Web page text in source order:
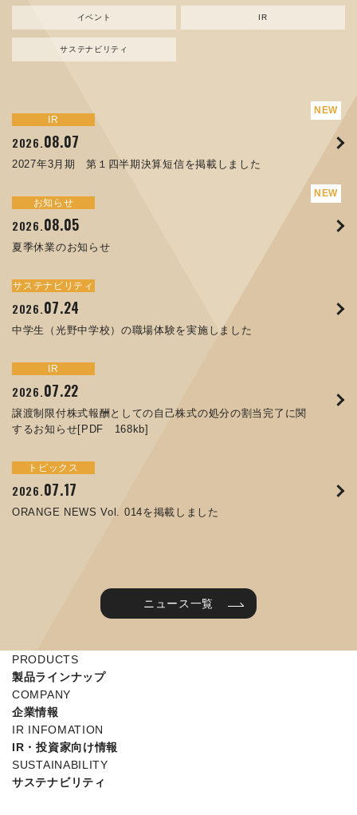
イベント IR
サステナビリティ
IR
2026.08.07
2027年3月期 第１四半期決算短信を掲載しました
お知らせ
2026.08.05
夏季休業のお知らせ
サステナビリティ
2026.07.24
中学生（光野中学校）の職場体験を実施しました
IR
2026.07.22
譲渡制限付株式報酬としての自己株式の処分の割当完了に関
するお知らせ[PDF 168kb]
トピックス
2026.07.17
ORANGE NEWS Vol. 014を掲載しました
新規事業
2024.04.10
資源ごみAI 自動選別機 販売開始のお知らせ
お知らせ
2026.08.05
夏季休業のお知らせ
お知らせ
2025.11.17
コラムを更新しました：MECT2025(メカトロテックジャパ
お知らせ
2025. 09.02
お知らせ
2025.05.29
コラムを更新しました：MEX金沢2025(第61回機械工業見本
お知らせ
2025.05.15
トピックス
2026.07.17
ORANGE NEWS Vol. 014を掲載しました
トピックス
2026.04.17
ORANGE NEWS Vol. 013を掲載しました
トピックス
2025.10.01
高松流技Vol.25を掲載しました
トピックス
2025.09.10
ORANGE NEWS Vol. 011を掲載しました
2025.07.31
ORANGE NEWS Vol. 010を掲載しました
イベント
2026.04.03
MEX金沢2026 出展のご案内 ※終了しました
イベント
2025.08.29
MECT 2025 出展のご案内 ※終了しました
イベント
2025.04.16
MEX金沢2025 出展のご案内 ※終了しました
イベント
2024.09.26
JIMTOF2024 出展のご案内 ※終了しました
2024.05.13
MEX金沢2024 学生向け会社説明コーナー予約のご案内 ※
終了しました
IR
2026.08.07
2027年3月期 第１四半期決算短信を掲載しました
IR
2026.07.22
譲渡制限付株式報酬としての自己株式の処分の割当完了に関
IR
2026. 07.07
IR
2026.07.01
コーポレートガバナンス報告書を更新しました
IR
2026.06.26
第65回定時株主総会のご報告を掲載しました
サステナビリティ
2026.07.24
中学生（光野中学校）の職場体験を実施しました
サステナビリティ
2026.06.12
人材戦略を策定しました
サステナビリティ
2026.03.26
「健康経営優良法人２０２６（大規模法人部門）」に認定さ
サステナビリティ
2025.12.09
令和７年度石川県ワークライフバランス企業知事表彰「優良
サステナビリティ
2025.12.04
ニュース一覧
PRODUCTS
製品ラインナップ
COMPANY
企業情報
IR INFOMATION
IR・投資家向け情報
SUSTAINABILITY
サステナビリティ